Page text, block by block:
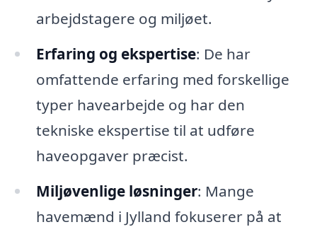
arbejdstagere og miljøet.
Erfaring og ekspertise: De har
omfattende erfaring med forskellige
typer havearbejde og har den
tekniske ekspertise til at udføre
haveopgaver præcist.
Miljøvenlige løsninger: Mange
havemænd i Jylland fokuserer på at